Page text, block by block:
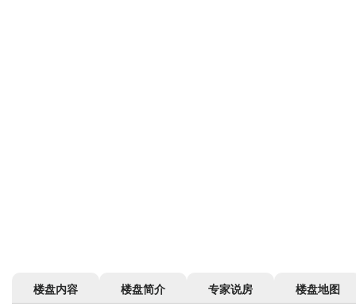
楼盘内容 楼盘简介 专家说房 楼盘地图